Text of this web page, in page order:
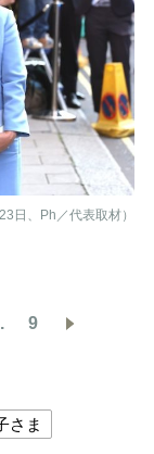
日、Ph／代表取材）
9
さま